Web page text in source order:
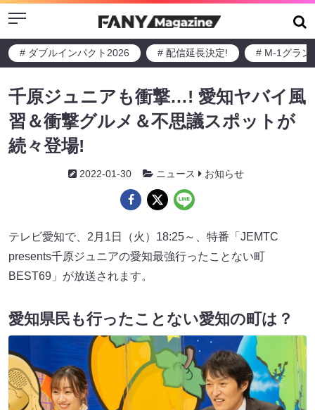
Menu
# ダブルインパクト2026 # 配信延長決定! # M-1グラン
千原ジュニアも衝撃…! 愛知ヤバイ⾵
習＆衝撃グルメ＆不思議スポットが
続々登場!
2022-01-30 ニュース お知らせ
テレビ愛知で、2月1日（火）18:25～、特番「JEMTC
presents千原ジュニアの愛知最強行ったことない町
BEST69」が放送されます。
愛知県民も行ったことない愛知の町は？